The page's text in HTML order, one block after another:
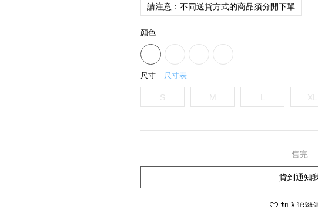
請注意：不同送貨方式的商品須分開下單
顏色
尺寸 尺寸表
S M XL
售完
貨到通知